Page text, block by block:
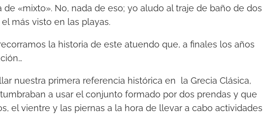
«mixto». No, nada de eso; yo aludo al traje de baño de dos
más visto en las playas.
la historia de este atuendo que, a finales los años
nuestra primera referencia histórica en la Grecia Clásica,
a usar el conjunto formado por dos prendas y que
el vientre y las piernas a la hora de llevar a cabo actividades